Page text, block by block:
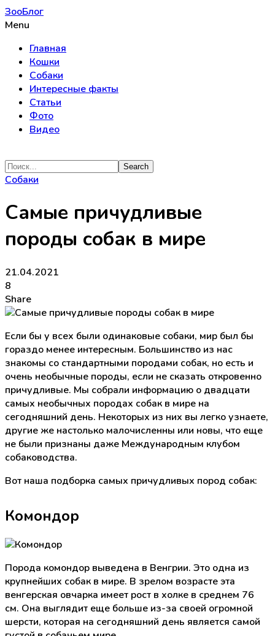
ЗооБлог
Menu
Главная
Кошки
Собаки
Интересные факты
Статьи
Фото
Видео
Собаки
Самые причудливые
породы собак в мире
21.04.2021
8
Share
Если бы у всех были одинаковые собаки, мир был бы
гораздо менее интересным. Большинство из нас
знакомы со стандартными породами собак, но есть и
очень необычные породы, если не сказать откровенно
причудливые. Мы собрали информацию о двадцати
самых необычных породах собак в мире на
сегодняшний день. Некоторых из них вы легко узнаете,
другие же настолько малочисленны или новы, что еще
не были признаны даже Международным клубом
собаководства.
Вот наша подборка самых причудливых пород собак:
Комондор
Порода комондор выведена в Венгрии. Это одна из
крупнейших собак в мире. В зрелом возрасте эта
венгерская овчарка имеет рост в холке в среднем 76
см. Она выглядит еще больше из-за своей огромной
шерсти, которая на сегодняшний день является самой